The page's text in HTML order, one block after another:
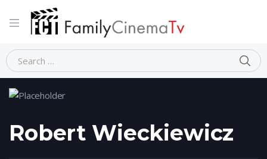
Home Person Robert Wieckiewicz
Robert Wieckiewicz